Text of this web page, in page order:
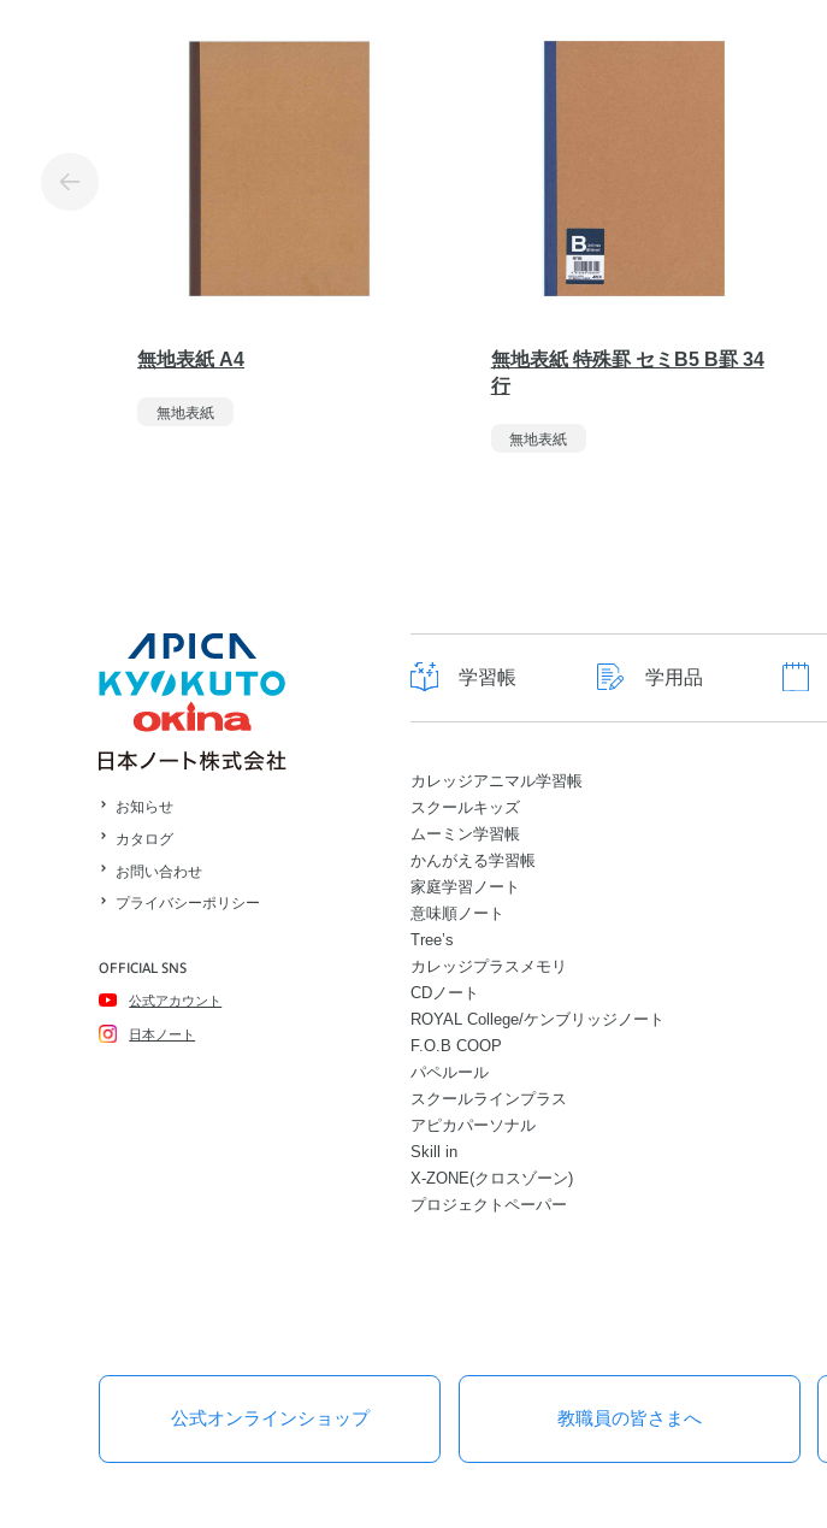
無地表紙 A4
無地表紙
無地表紙 特殊罫 セミB5 B罫 34
行
無地表紙
お知らせ
カタログ
お問い合わせ
プライバシーポリシー
OFFICIAL SNS
公式アカウント
日本ノート
学習帳 学用品
カレッジアニマル学習帳
スクールキッズ
ムーミン学習帳
かんがえる学習帳
家庭学習ノート
意味順ノート
Tree’s
カレッジプラスメモリ
CDノート
ROYAL College/ケンブリッジノート
F.O.B COOP
パペルール
スクールラインプラス
アピカパーソナル
Skill in
X-ZONE(クロスゾーン)
プロジェクトペーパー
公式オンラインショップ 教職員の皆さまへ